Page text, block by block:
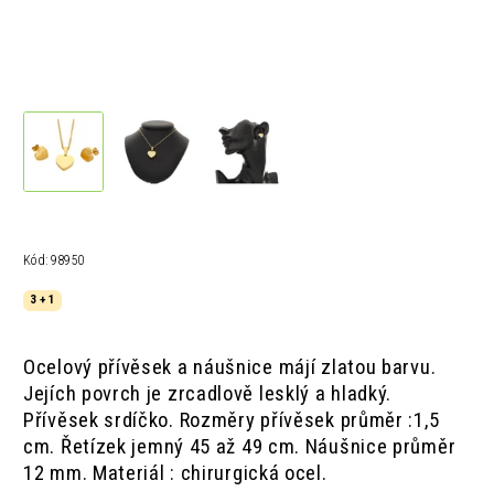
Kód: 98950
3 + 1
Ocelový přívěsek a náušnice májí zlatou barvu.
Jejích povrch je zrcadlově lesklý a hladký.
Přívěsek srdíčko. Rozměry přívěsek průměr :1,5
cm. Řetízek jemný 45 až 49 cm. Náušnice průměr
12 mm. Materiál : chirurgická ocel.